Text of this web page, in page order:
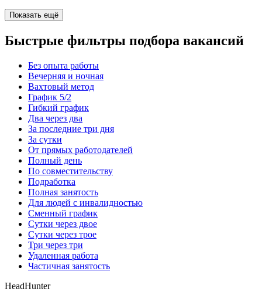
Показать ещё
Быстрые фильтры подбора вакансий
Без опыта работы
Вечерняя и ночная
Вахтовый метод
График 5/2
Гибкий график
Два через два
За последние три дня
За сутки
От прямых работодателей
Полный день
По совместительству
Подработка
Полная занятость
Для людей с инвалидностью
Сменный график
Сутки через двое
Сутки через трое
Три через три
Удаленная работа
Частичная занятость
HeadHunter